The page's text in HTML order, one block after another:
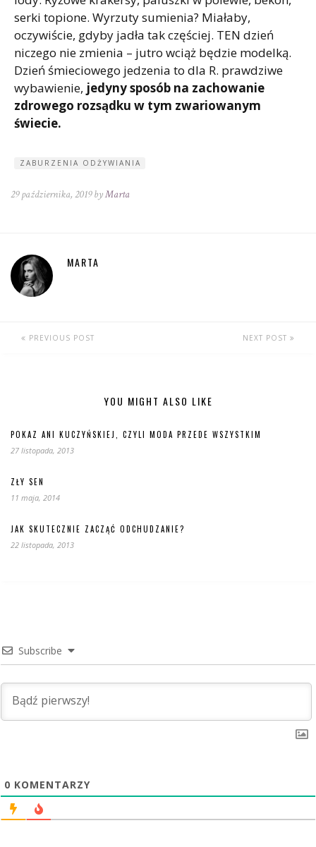
serki topione. Wyrzuty sumienia? Miałaby,
oczywiście, gdyby jadła tak częściej. TEN dzień
niczego nie zmienia – jutro wciąż będzie modelką.
Dzień śmieciowego jedzenia to dla R. prawdziwe
wybawienie, jedyny sposób na zachowanie
zdrowego rozsądku w tym zwariowanym
świecie.
ZABURZENIA ODŻYWIANIA
29 października, 2019 byMarta
MARTA
PREVIOUS POST NEXT POST
YOU MIGHT ALSO LIKE
POKAZ ANI KUCZYŃSKIEJ, CZYLI MODA PRZEDE WSZYSTKIM
27 listopada, 2013
ZŁY SEN
11 maja, 2014
JAK SKUTECZNIE ZACZĄĆ ODCHUDZANIE?
22 listopada, 2013
Subscribe
0 KOMENTARZY